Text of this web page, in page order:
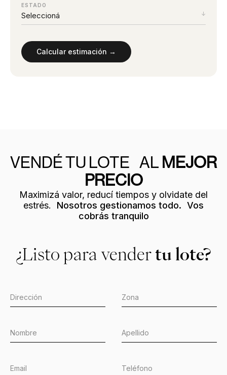
ESTADO
Calcular estimación →
VENDÉ TU LOTE AL MEJOR
PRECIO
Maximizá valor, reducí tiempos y olvidate del
estrés. Nosotros gestionamos todo. Vos
cobrás tranquilo
¿Listo para vender tu lote?